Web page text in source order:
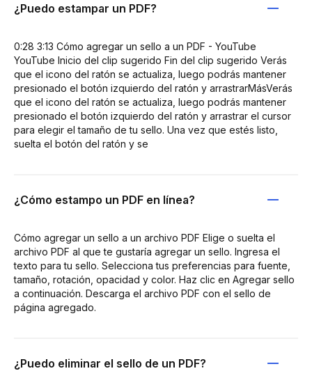
¿Puedo estampar un PDF?
0:28 3:13 Cómo agregar un sello a un PDF - YouTube
YouTube Inicio del clip sugerido Fin del clip sugerido Verás
que el icono del ratón se actualiza, luego podrás mantener
presionado el botón izquierdo del ratón y arrastrarMásVerás
que el icono del ratón se actualiza, luego podrás mantener
presionado el botón izquierdo del ratón y arrastrar el cursor
para elegir el tamaño de tu sello. Una vez que estés listo,
suelta el botón del ratón y se
¿Cómo estampo un PDF en línea?
Cómo agregar un sello a un archivo PDF Elige o suelta el
archivo PDF al que te gustaría agregar un sello. Ingresa el
texto para tu sello. Selecciona tus preferencias para fuente,
tamaño, rotación, opacidad y color. Haz clic en Agregar sello
a continuación. Descarga el archivo PDF con el sello de
página agregado.
¿Puedo eliminar el sello de un PDF?